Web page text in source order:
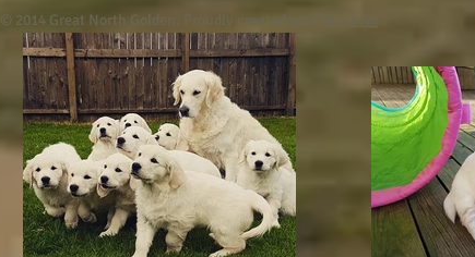
© 2014 Great North Golden. Proudly created with